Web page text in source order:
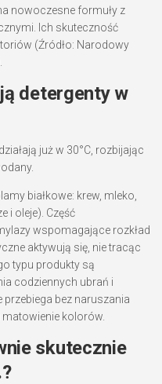
nowoczesne formuły z
Ich skuteczność
(Źródło: Narodowy
detergenty w
już w 30°C, rozbijając
białkowe: krew, mleko,
i oleje). Część
wspomagające rozkład
aktywują się, nie tracąc
typu produkty są
codziennych ubrań i
przebiega bez naruszania
kolorów.
skutecznie